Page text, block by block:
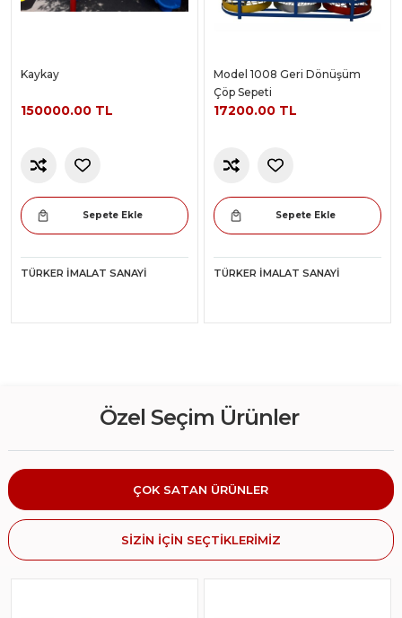
Kaykay
150000.00 TL
Sepete Ekle
TÜRKER İMALAT SANAYI
Model 1008 Geri Dönüşüm
Çöp Sepeti
17200.00 TL
Sepete Ekle
TÜRKER İMALAT SANAYI
Özel Seçim Ürünler
ÇOK SATAN ÜRÜNLER
SİZİN İÇİN SEÇTİKLERİMİZ